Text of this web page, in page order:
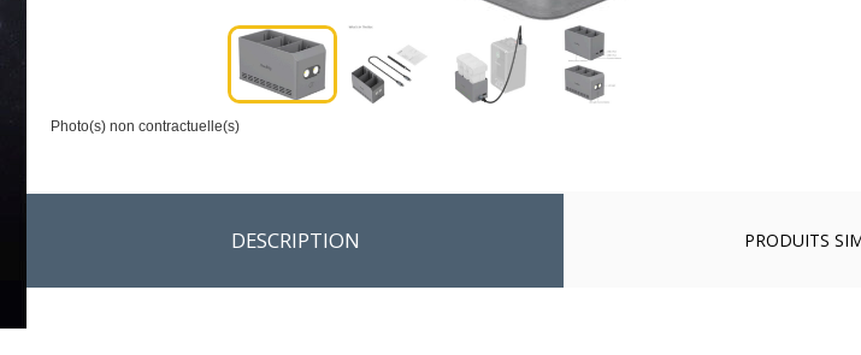
Photo(s) non contractuelle(s)
DESCRIPTION PRODUITS